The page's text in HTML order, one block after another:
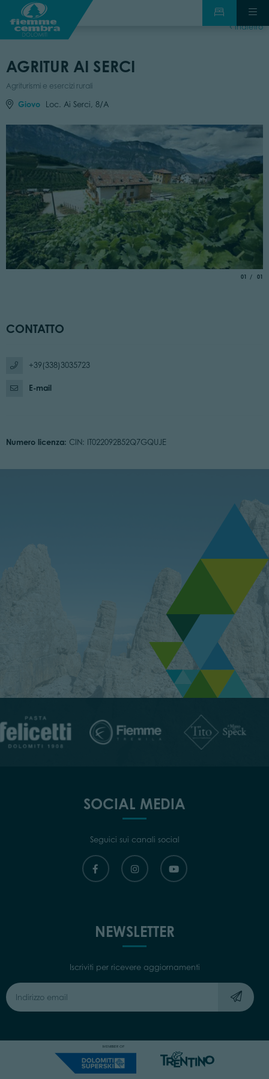
indietro
AGRITUR AI SERCI
Agriturismi e esercizi rurali
Giovo Loc. Ai Serci, 8/A
01 di
01
CONTATTO
+39(338)3035723
E-mail
Numero licenza: CIN: IT022092B52Q7GQUJE
SOCIAL MEDIA
Seguici sui canali social
NEWSLETTER
Iscriviti per ricevere aggiornamenti